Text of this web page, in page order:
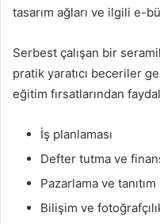
tasarım ağları ve ilgili e-
Serbest çalışan bir
pratik yaratıcı beceriler
eğitim fırsatlarından
İş planlaması
Defter tutma ve
Pazarlama ve tanıtım
Bilişim ve